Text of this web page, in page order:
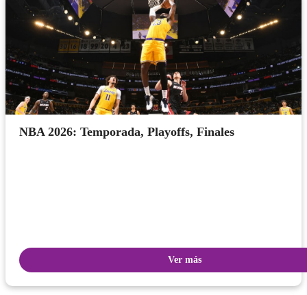
NBA 2026: Temporada, Playoffs, Finales
Ver más